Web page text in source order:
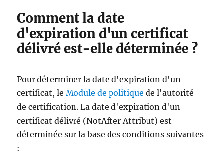
Comment la date
d'expiration d'un certificat
délivré est-elle déterminée ?
Pour déterminer la date d'expiration d'un
certificat, leModule de politique de l'autorité
de certification. La date d'expiration d'un
certificat délivré (NotAfter Attribut) est
déterminée sur la base des conditions suivantes
: